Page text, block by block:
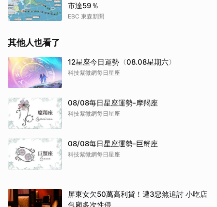
市達59％
EBC 東森新聞
其他人也看了
12星座今日運勢〈08.08星期六〉
科技紫微網每日星座
08/08每日星座運勢-摩羯座
科技紫微網每日星座
08/08每日星座運勢-巨蟹座
科技紫微網每日星座
屏東女欠50萬高利貸！遭3惡煞追討 小吃店
包廂多次性侵